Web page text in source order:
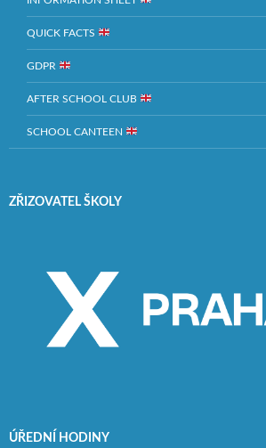
QUICK FACTS
GDPR
AFTER SCHOOL CLUB
SCHOOL CANTEEN
ZŘIZOVATEL ŠKOLY
ÚŘEDNÍ HODINY